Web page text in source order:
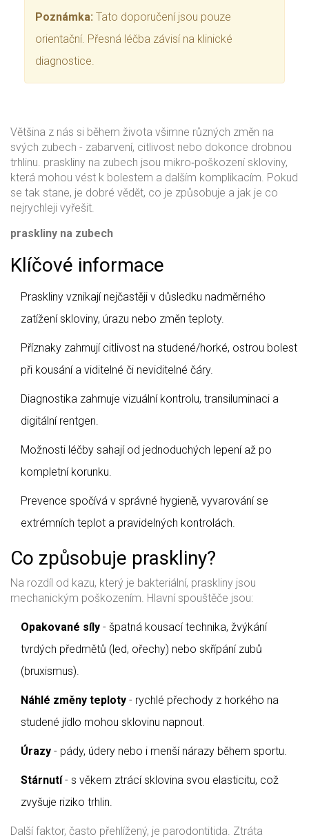
Poznámka: Tato doporučení jsou pouze
orientační. Přesná léčba závisí na klinické
diagnostice.
Většina z nás si během života všimne různých změn na
svých zubech - zabarvení, citlivost nebo dokonce drobnou
trhlinu. praskliny na zubech jsou mikro‑poškození skloviny,
která mohou vést k bolestem a dalším komplikacím. Pokud
se tak stane, je dobré vědět, co je způsobuje a jak je co
nejrychleji vyřešit.
praskliny na zubech
Klíčové informace
Praskliny vznikají nejčastěji v důsledku nadměrného
zatížení skloviny, úrazu nebo změn teploty.
Příznaky zahrnují citlivost na studené/horké, ostrou bolest
při kousání a viditelné či neviditelné čáry.
Diagnostika zahrnuje vizuální kontrolu, transiluminaci a
digitální rentgen.
Možnosti léčby sahají od jednoduchých lepení až po
kompletní korunku.
Prevence spočívá v správné hygieně, vyvarování se
extrémních teplot a pravidelných kontrolách.
Co způsobuje praskliny?
Na rozdíl od kazu, který je bakteriální, praskliny jsou
mechanickým poškozením. Hlavní spouštěče jsou:
Opakované síly - špatná kousací technika, žvýkání
tvrdých předmětů (led, ořechy) nebo skřípání zubů
(bruxismus).
Náhlé změny teploty - rychlé přechody z horkého na
studené jídlo mohou sklovinu napnout.
Úrazy - pády, údery nebo i menší nárazy během sportu.
Stárnutí- s věkem ztrácí sklovina svou elasticitu, což
zvyšuje riziko trhlin.
Další faktor, často přehlížený, je parodontitida. Ztráta